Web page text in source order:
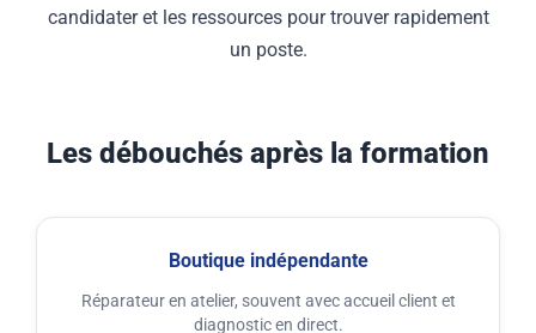
candidater et les ressources pour trouver rapidement
un poste.
Les débouchés après la formation
Boutique indépendante
Réparateur en atelier, souvent avec accueil client et
diagnostic en direct.